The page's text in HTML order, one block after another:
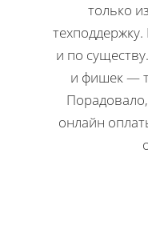
только
и по
и фишек —
онлайн